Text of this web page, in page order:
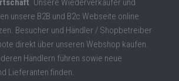
. Unsere Wiederverkäufer und
unsere B2B und B2c Webseite online
Besucher und Händler / Shopbetreiber
direkt über unseren Webshop kaufen.
Händlern führen sowie neue
Lieferanten finden.